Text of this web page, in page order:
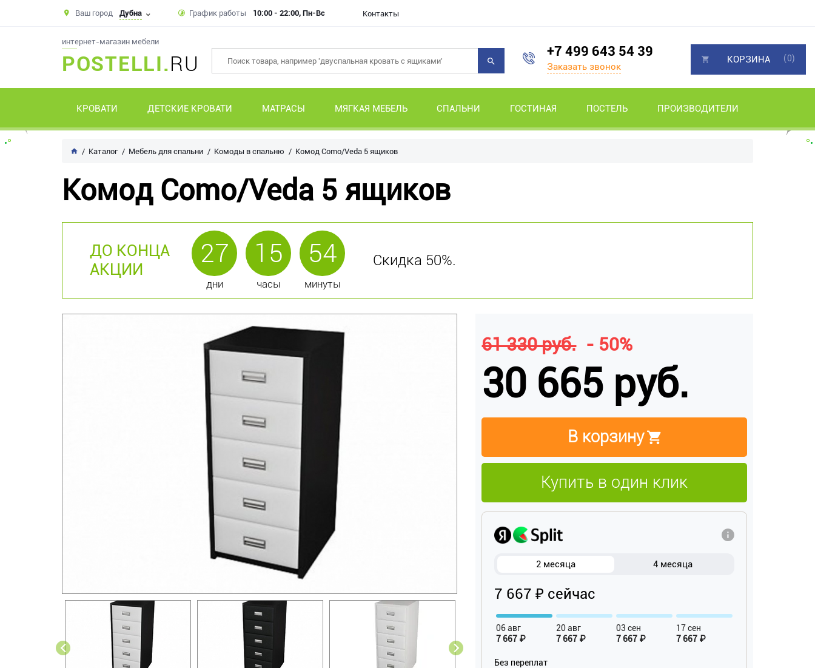
Ваш город Дубна График работы 10:00 - 22:00, Пн-Вс Контакты
интернет-магазин мебели
POSTELLI.RU
+7 499 643 54 39
Заказать звонок
КРОВАТИ ДЕТСКИЕ КРОВАТИ МАТРАСЫ МЯГКАЯ МЕБЕЛЬ СПАЛЬНИ ГОСТИНАЯ ПОСТЕЛЬ ПРОИЗВОДИТЕЛИ
КОРЗИНА (0)
Каталог Мебель для спальни Комоды в спальню Комод Como/Veda 5 ящиков
Комод Como/Veda 5 ящиков
ДО КОНЦА
АКЦИИ
27
дни
15
часы
54
минуты
Скидка 50%.
61 330 руб. - 50%
30 665 руб.
В корзину
Купить в один клик
2 месяца 4 месяца
7 667 ₽ сейчас
06 авг
7 667 ₽
20 авг
7 667 ₽
03 сен
7 667 ₽
17 сен
7 667 ₽
Без переплат